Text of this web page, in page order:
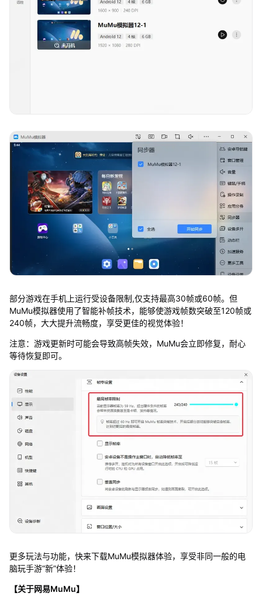
部分游戏在手机上运行受设备限制,仅支持最高30帧或60帧。但
MuMu模拟器使用了智能补帧技术，能够使游戏帧数突破至120帧或
240帧，大大提升流畅度，享受更佳的视觉体验！
注意：游戏更新时可能会导致高帧失效，MuMu会立即修复，耐心
等待恢复即可。
更多玩法与功能，快来下载MuMu模拟器体验，享受非同一般的电
脑玩手游“新”体验！
【关于网易MuMu】